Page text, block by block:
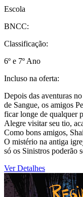
Escola
BNCC:
Classificação:
6º e 7º Ano
Incluso na oferta:
Depois das aventuras
de Sangue, os amigos
ficar longe de qualquer
Alegre visitar seu tio,
Como bons amigos,
O mistério na antiga
só os Sinistros poderão
Ver Detalhes